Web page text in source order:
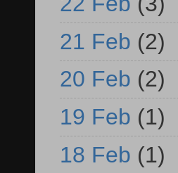
21 Feb (2)
20 Feb (2)
19 Feb (1)
18 Feb (1)